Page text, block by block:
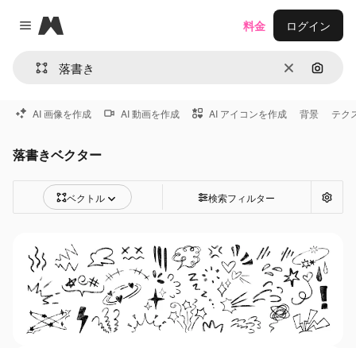
Close menu
Magnific
消去 画像で
料金 ログイン
AI 画像を作成 AI 動画を作成 AI アイコンを作成 背景 テク
落書きベクター
ベクトル 検索フィルター